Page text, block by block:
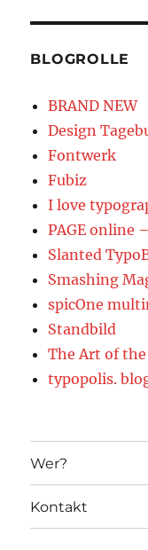
BLOGROLLE
BRAND NEW
Design
Fontwerk
Fubiz
I love
PAGE online
Slanted
Smashing
spicOne
Standbild
The Art of
typopolis.
Wer?
Kontakt